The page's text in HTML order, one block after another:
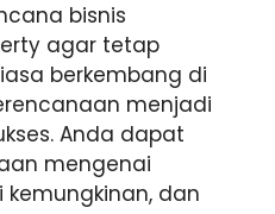
bisnis
agar tetap
berkembang di
menjadi
Anda dapat
mengenai
kemungkinan, dan